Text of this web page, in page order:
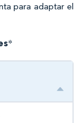
para adaptar el
*